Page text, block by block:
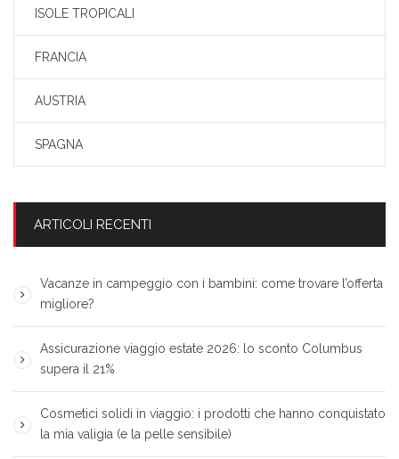
ISOLE TROPICALI
FRANCIA
AUSTRIA
SPAGNA
ARTICOLI RECENTI
Vacanze in campeggio con i bambini: come trovare l’offerta
migliore?
Assicurazione viaggio estate 2026: lo sconto Columbus
supera il 21%
Cosmetici solidi in viaggio: i prodotti che hanno conquistato
la mia valigia (e la pelle sensibile)